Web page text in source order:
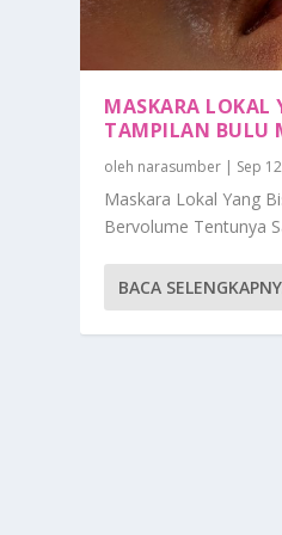
MASKARA LOKAL
TAMPILAN BULU
oleh narasumber | Sep
Maskara Lokal Yang
Bervolume Tentunya
BACA